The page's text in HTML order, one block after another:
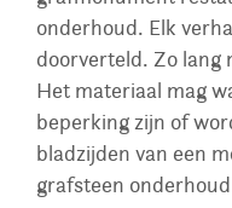
onderhoud. Elk
doorverteld. Zo lang
Het materiaal mag
beperking zijn of
bladzijden van een
grafsteen